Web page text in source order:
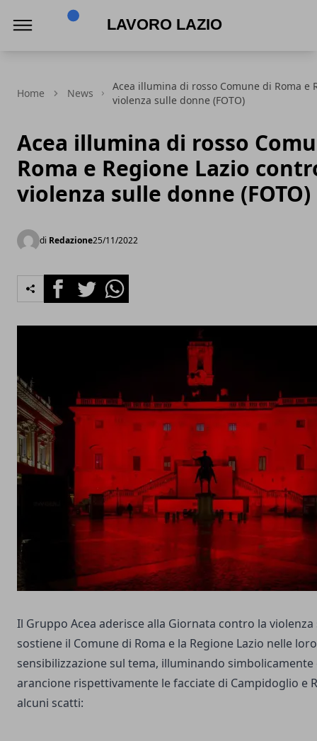
Home News
Acea illumina di rosso Comune di Roma e
violenza sulle donne (FOTO)
Acea illumina di rosso
Roma e Regione Lazio
violenza sulle donne (FOTO)
di Redazione25/11/2022
FacebookTwitterWhatsapp
Il Gruppo Acea aderisce alla Giornata contro la
sostiene il Comune di Roma e la Regione Lazio nelle
sensibilizzazione sul tema, illuminando simbolicamente
arancione rispettivamente le facciate di Campidoglio e
alcuni scatti: